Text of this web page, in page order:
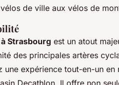
de ville aux vélos de
Strasbourg est un atout
des principales artères
expérience tout-en-un en